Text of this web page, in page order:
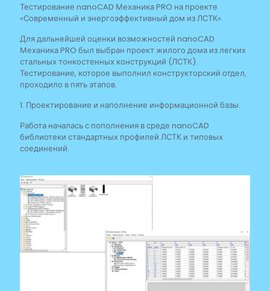
Тестирование nanoCAD Механика PRO на проекте
«Современный и энергоэффективный дом из ЛСТК»
Для дальнейшей оценки возможностей nanoCAD
Механика PRO был выбран проект жилого дома из легких
стальных тонкостенных конструкций (ЛСТК).
Тестирование, которое выполнил конструкторский отдел,
проходило в пять этапов.
1. Проектирование и наполнение информационной базы.
Работа началась с пополнения в среде nanoCAD
библиотеки стандартных профилей ЛСТК и типовых
соединений.